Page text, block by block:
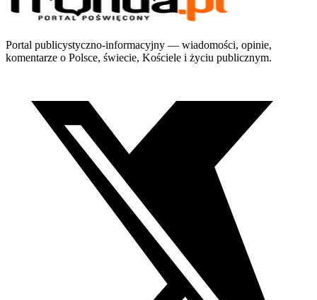
Portal publicystyczno-informacyjny — wiadomości, opinie,
komentarze o Polsce, świecie, Kościele i życiu publicznym.